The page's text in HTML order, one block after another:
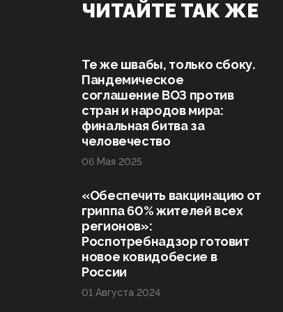
ЧИТАЙТЕ ТАК ЖЕ
Те же швабы, только сбоку.
Пандемическое
соглашение ВОЗ против
стран и народов мира:
финальная битва за
человечество
06 Мая 2025
«Обеспечить вакцинацию от
гриппа 60% жителей всех
регионов»:
Роспотребнадзор готовит
новое ковидобесие в
России
01 Августа 2024